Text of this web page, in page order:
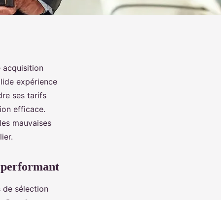
acquisition
expérience
ses tarifs
efficace.
mauvaises
de sélection